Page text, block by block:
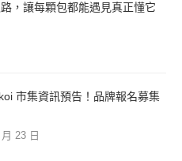
，讓每顆包都能遇見真正懂它
市集資訊預告！品牌報名募集
23 日